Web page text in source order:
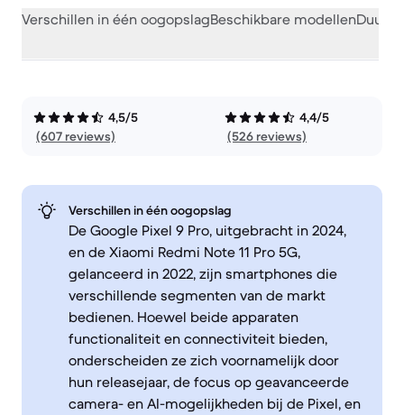
Verschillen in één oogopslagBeschikbare modellen
4,5/5
(607 reviews)
4,4/5
(526 reviews)
Verschillen in één oogopslag
De Google Pixel 9 Pro, uitgebracht in 2024,
en de Xiaomi Redmi Note 11 Pro 5G,
gelanceerd in 2022, zijn smartphones die
verschillende segmenten van de markt
bedienen. Hoewel beide apparaten
functionaliteit en connectiviteit bieden,
onderscheiden ze zich voornamelijk door
hun releasejaar, de focus op geavanceerde
camera- en AI-mogelijkheden bij de Pixel, en